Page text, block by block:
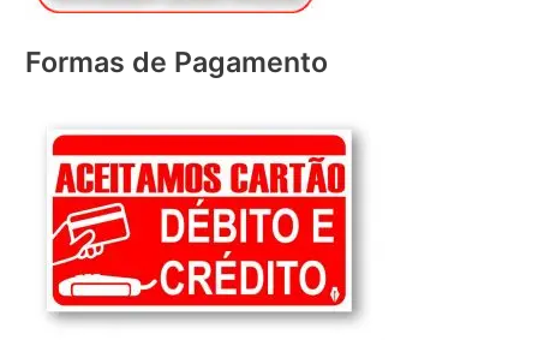
Formas de Pagamento